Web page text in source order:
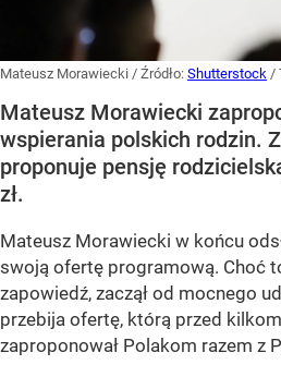
Mateusz Morawiecki / Źródło: Shutterstock /
Mateusz Morawiecki
wspierania polskich rodzin.
proponuje pensję
zł.
Mateusz Morawiecki w końcu
swoją ofertę programową. Choć
zapowiedź, zaczął od mocnego
przebija ofertę, którą przed
zaproponował Polakom razem z